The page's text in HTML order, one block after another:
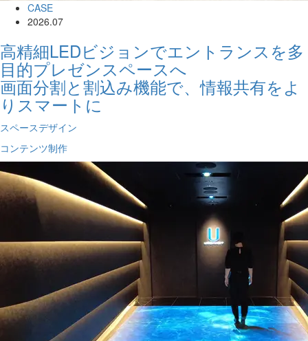
CASE
2026.07
高精細LEDビジョンでエントランスを多
目的プレゼンスペースへ
画面分割と割込み機能で、情報共有をよ
りスマートに
スペースデザイン
コンテンツ制作